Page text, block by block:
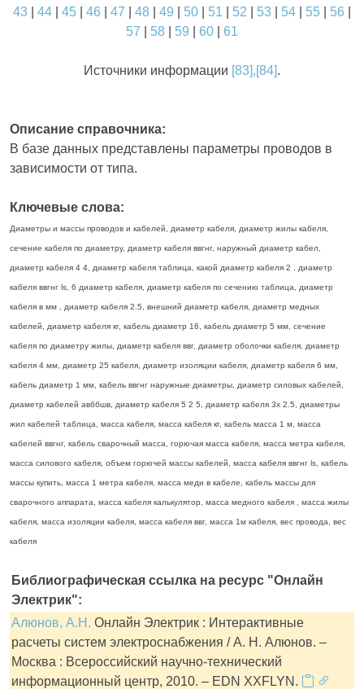
43 44 45 46 47 48 49 50 51 52 53 54 55 56
57
58 59 60 61
Источники информации [83],[84].
Описание справочника:
В базе данных представлены параметры проводов в
зависимости от типа.
Ключевые слова:
Диаметры и массы проводов и кабелей, диаметр кабеля, диаметр жилы кабеля,
сечение кабеля по диаметру, диаметр кабеля ввгнг, наружный диаметр кабел,
диаметр кабеля 4 4, диаметр кабеля таблица, какой диаметр кабеля 2 , диаметр
кабеля ввгнг ls, 6 диаметр кабеля, диаметр кабеля по сечению таблица, диаметр
кабеля в мм , диаметр кабеля 2.5, внешний диаметр кабеля, диаметр медных
кабелей, диаметр кабеля кг, кабель диаметр 16, кабель диаметр 5 мм, сечение
кабеля по диаметру жилы, диаметр кабеля ввг, диаметр оболочки кабеля, диаметр
кабеля 4 мм, диаметр 25 кабеля, диаметр изоляции кабеля, диаметр кабеля 6 мм,
кабель диаметр 1 мм, кабель ввгнг наружные диаметры, диаметр силовых кабелей,
диаметр кабелей авббшв, диаметр кабеля 5 2 5, диаметр кабеля 3х 2.5, диаметры
жил кабелей таблица, масса кабеля, масса кабеля кг, кабель масса 1 м, масса
кабелей ввгнг, кабель сварочный масса, горючая масса кабеля, масса метра кабеля,
масса силового кабеля, объем горючей массы кабелей, масса кабеля ввгнг ls, кабель
массы купить, масса 1 метра кабеля, масса меди в кабеле, кабель массы для
сварочного аппарата, масса кабеля калькулятор, масса медного кабеля , масса жилы
кабеля, масса изоляции кабеля, масса кабеля ввг, масса 1м кабеля, вес провода, вес
кабеля
Библиографическая ссылка на ресурс "Онлайн
Электрик":
Алюнов, А.Н. Онлайн Электрик : Интерактивные
расчеты систем электроснабжения / А. Н. Алюнов. –
Москва : Всероссийский научно-технический
информационный центр, 2010. – EDN XXFLYN.